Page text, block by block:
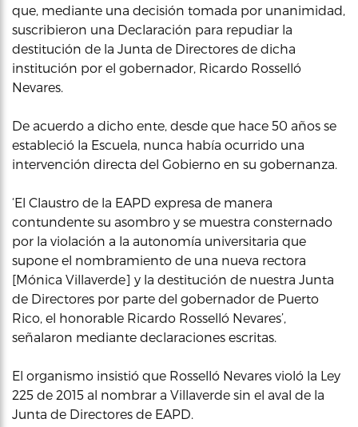
que, mediante una decisión tomada por unanimidad,
suscribieron una Declaración para repudiar la
destitución de la Junta de Directores de dicha
institución por el gobernador, Ricardo Rosselló
Nevares.
De acuerdo a dicho ente, desde que hace 50 años se
estableció la Escuela, nunca había ocurrido una
intervención directa del Gobierno en su gobernanza.
‘El Claustro de la EAPD expresa de manera
contundente su asombro y se muestra consternado
por la violación a la autonomía universitaria que
supone el nombramiento de una nueva rectora
[Mónica Villaverde] y la destitución de nuestra Junta
de Directores por parte del gobernador de Puerto
Rico, el honorable Ricardo Rosselló Nevares’,
señalaron mediante declaraciones escritas.
El organismo insistió que Rosselló Nevares violó la Ley
225 de 2015 al nombrar a Villaverde sin el aval de la
Junta de Directores de EAPD.